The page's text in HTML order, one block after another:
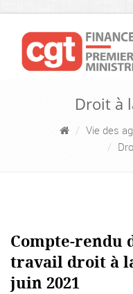
Droit à
Vie des
Compte-rendu
travail droit à
juin 2021